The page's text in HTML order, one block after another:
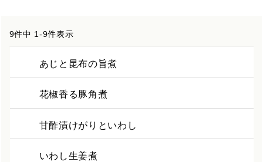
9件中 1-9件表示
あじと昆布の旨煮
花椒香る豚角煮
甘酢漬けがりといわし
いわし生姜煮